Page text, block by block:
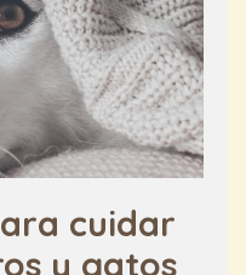
cuidar
y gatos